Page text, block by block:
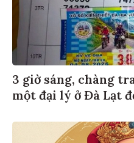
3 giờ sáng, chàng
một đại lý ở Đà Lạt